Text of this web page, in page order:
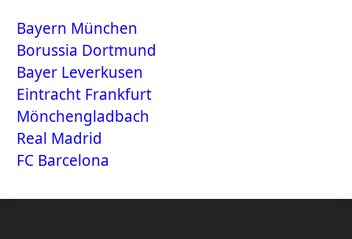
Bayern München
Borussia Dortmund
Bayer Leverkusen
Eintracht Frankfurt
Mönchengladbach
Real Madrid
FC Barcelona